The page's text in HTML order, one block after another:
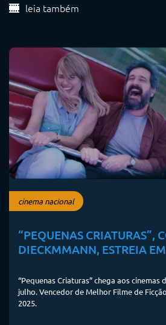
leia também
cinema nacional
“PEQUENAS CRIATURAS”,
DIECKMMANN, ESTREIA
“Pequenas Criaturas” chega aos
julho. Vencedor de Melhor Filme de
2025.